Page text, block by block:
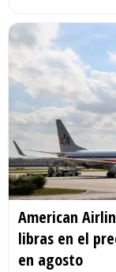
American
libras en el
en agosto